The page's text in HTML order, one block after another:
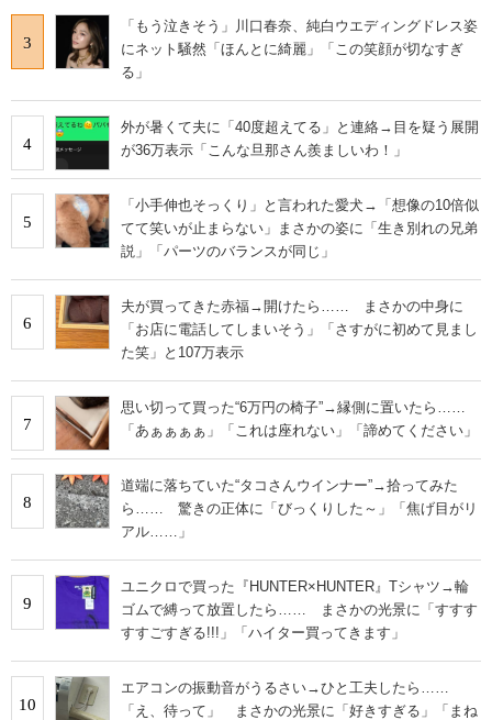
3
「もう泣きそう」川口春奈、純白ウエディングドレス姿
にネット騒然「ほんとに綺麗」「この笑顔が切なすぎ
る」
4
外が暑くて夫に「40度超えてる」と連絡→目を疑う展開
が36万表示「こんな旦那さん羨ましいわ！」
5
「小手伸也そっくり」と言われた愛犬→「想像の10倍似
てて笑いが止まらない」まさかの姿に「生き別れの兄弟
説」「パーツのバランスが同じ」
6
夫が買ってきた赤福→開けたら…… まさかの中身に
「お店に電話してしまいそう」「さすがに初めて見まし
た笑」と107万表示
7
思い切って買った“6万円の椅子”→縁側に置いたら……
「あぁぁぁぁ」「これは座れない」「諦めてください」
8
道端に落ちていた“タコさんウインナー”→拾ってみた
ら…… 驚きの正体に「びっくりした～」「焦げ目がリ
アル……」
9
ユニクロで買った『HUNTER×HUNTER』Tシャツ→輪
ゴムで縛って放置したら…… まさかの光景に「すすす
すすごすぎる!!!」「ハイター買ってきます」
10
エアコンの振動音がうるさい→ひと工夫したら……
「え、待って」 まさかの光景に「好きすぎる」「まね